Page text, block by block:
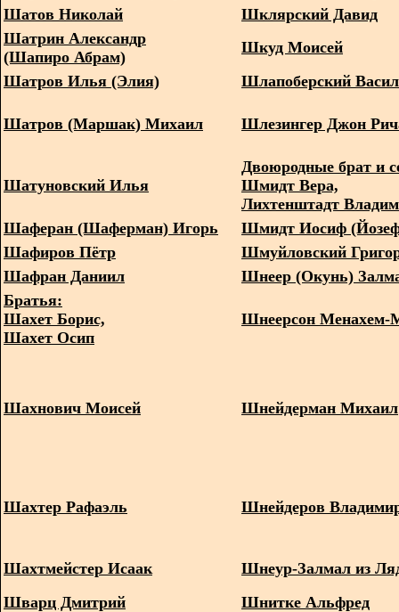
Шатов Николай
Шклярский Давид
Шатрин Александр
(Шапиро Абрам)
Шкуд Моисей
Шатров Илья (Элия)
Шлапоберский
Шатров (Маршак) Михаил Шлезингер Джон
Шатуновский Илья
Двоюродные брат и
Шмидт Вера,
Лихтенштадт
Шаферан (Шаферман) Игорь
Шмидт Иосиф
Шафиров Пётр
Шмуйловский
Шафран Даниил
Шнеер (Окунь)
Братья:
Шахет Борис,
Шахет Осип
Шнеерсон Менахем-
Шахнович Моисей Шнейдерман Михаил
Шахтер Рафаэль Шнейдеров
Шахтмейстер Исаак
Шнеур-Залмал из
Шварц Дмитрий
Шнитке Альфред